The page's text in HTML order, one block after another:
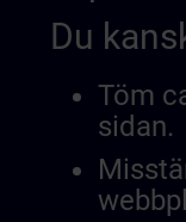
Du
Töm
sidan.